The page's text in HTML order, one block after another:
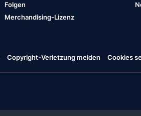
Folgen
Merchandising-Lizenz
Copyright-Verletzung melden Cookies